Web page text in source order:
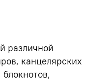
различной
канцелярских